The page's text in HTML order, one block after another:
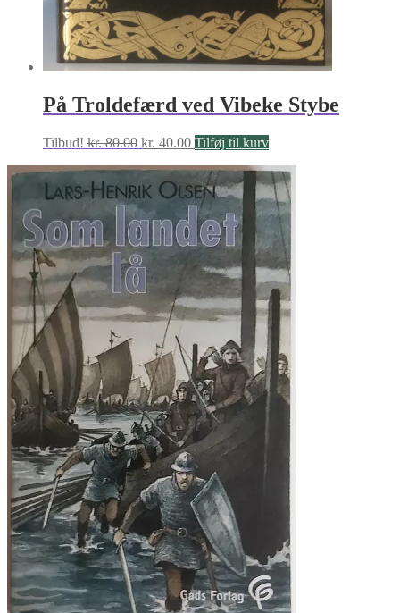
På Troldefærd ved Vibeke Stybe
Tilbud! kr.80.00 Den
pris
var:
kr. 80.00.
kr. 40.00Den
pris
er:
kr. 40.00.
Tilføj til kurv